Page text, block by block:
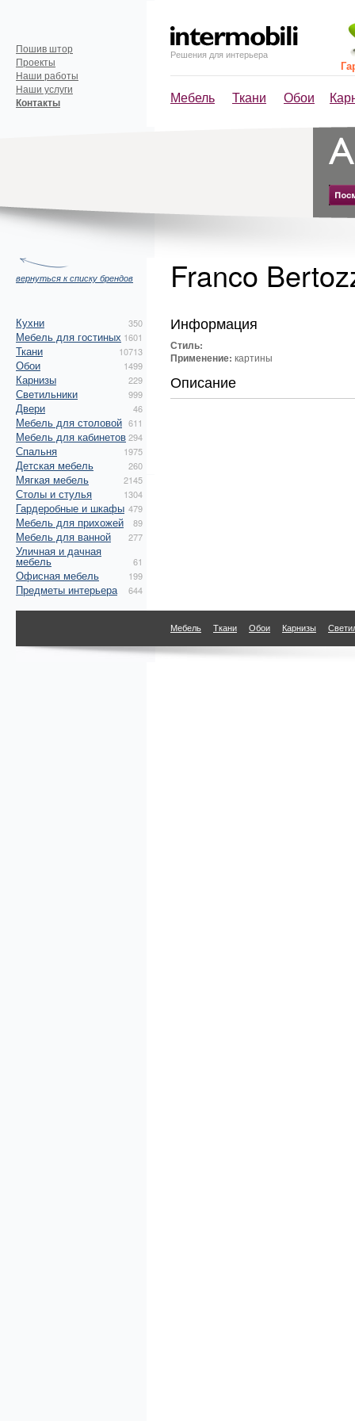
Решения для интерьера
Мебель Ткани Обои
Пошив штор
Проекты
Наши работы
Наши услуги
Контакты
вернуться к списку брендов
Кухни 350
Мебель для гостиных 1601
Ткани 10713
Обои 1499
Карнизы 229
Светильники 999
Двери 46
Мебель для столовой 611
Мебель для кабинетов294
Спальня 1975
Детская мебель 260
Мягкая мебель 2145
Столы и стулья 1304
Гардеробные и шкафы 479
Мебель для прихожей 89
Мебель для ванной 277
Уличная и дачная
мебель 61
Офисная мебель 199
Предметы интерьера 644
Franco
Информация
Стиль:
Применение: картины
Описание
Мебель Ткани Обои Карнизы